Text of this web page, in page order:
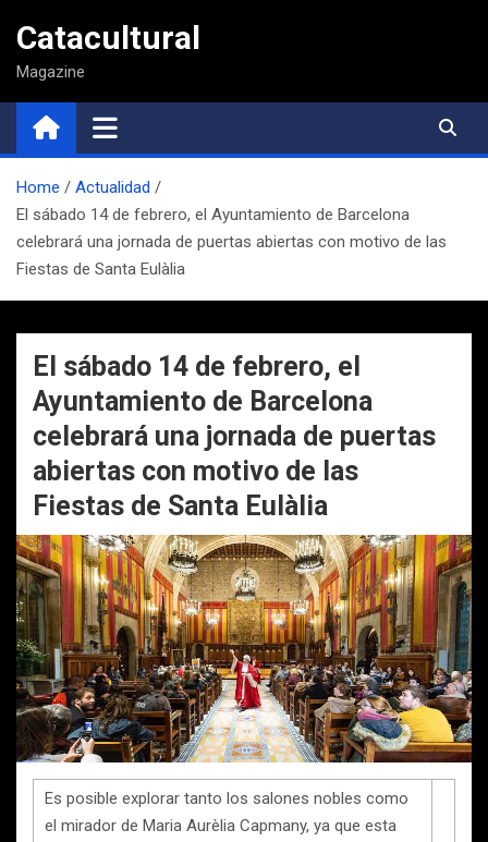
contenido
Catacultural
Magazine
Home
Actualidad
El sábado 14 de febrero, el Ayuntamiento de Barcelona
celebrará una jornada de puertas abiertas con motivo de las
Fiestas de Santa Eulàlia
El sábado 14 de febrero, el
Ayuntamiento de Barcelona
celebrará una jornada de puertas
abiertas con motivo de las
Fiestas de Santa Eulàlia
Es posible explorar tanto los salones nobles como
el mirador de Maria Aurèlia Capmany, ya que esta